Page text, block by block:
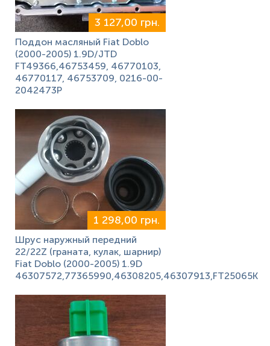
3 127,00 грн.
Поддон масляный Fiat Doblo
(2000-2005) 1.9D/JTD
FT49366,46753459, 46770103,
46770117, 46753709, 0216-00-
2042473P
1 298,00 грн.
Шрус наружный передний
22/22Z (граната, кулак, шарнир)
Fiat Doblo (2000-2005) 1.9D
46307572,77365990,46308205,46307913,FT25065K